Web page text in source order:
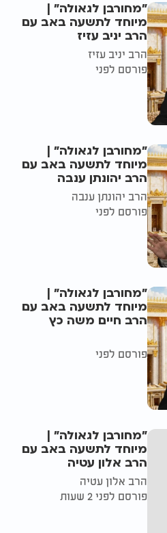
"מחורבן לגאולה" |
מיוחד לתשעה באב עם
הרב יניב עזיז
הרב יניב עזיז
פורסם לפני
"מחורבן לגאולה" |
מיוחד לתשעה באב עם
הרב יהונתן ענבה
הרב יהונתן ענבה
פורסם לפני
"מחורבן לגאולה" |
מיוחד לתשעה באב עם
הרב חיים משה כץ
פורסם לפני
"מחורבן לגאולה" |
מיוחד לתשעה באב עם
הרב אלון עטיה
הרב אלון עטיה
פורסם לפני 2 שעות